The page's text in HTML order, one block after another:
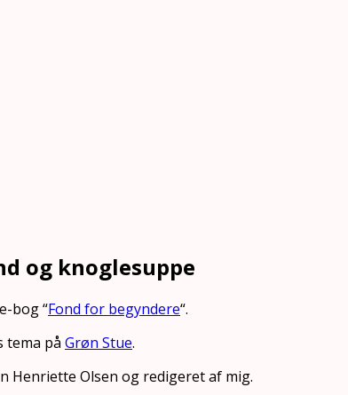
og knoglesuppe
bog “Fond for begyndere“.
tema på Grøn Stue.
Henriette Olsen og redigeret af mig.